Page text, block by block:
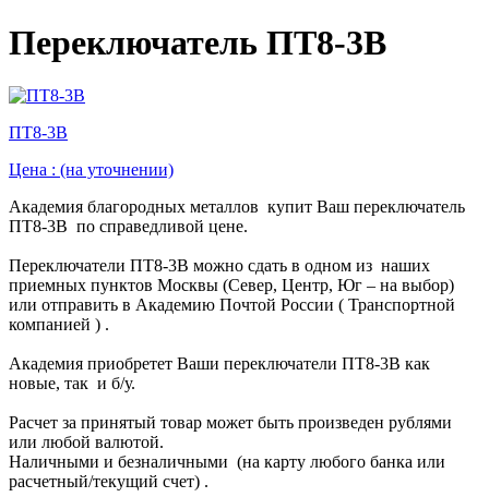
Переключатель ПТ8-3В
ПТ8-3В
Цена : (на уточнении)
Академия благородных металлов купит Ваш переключатель
ПТ8-3В по справедливой цене.
Переключатели ПТ8-3В можно сдать в одном из наших
приемных пунктов Москвы (Север, Центр, Юг – на выбор)
или отправить в Академию Почтой России ( Транспортной
компанией ) .
Академия приобретет Ваши переключатели ПТ8-3В как
новые, так и б/у.
Расчет за принятый товар может быть произведен рублями
или любой валютой.
Наличными и безналичными (на карту любого банка или
расчетный/текущий счет) .